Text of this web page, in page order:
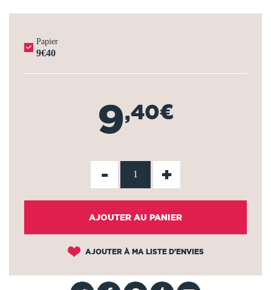
Papier
9€40
9,40€
- +
AJOUTER AU PANIER
AJOUTER À MA LISTE D'ENVIES